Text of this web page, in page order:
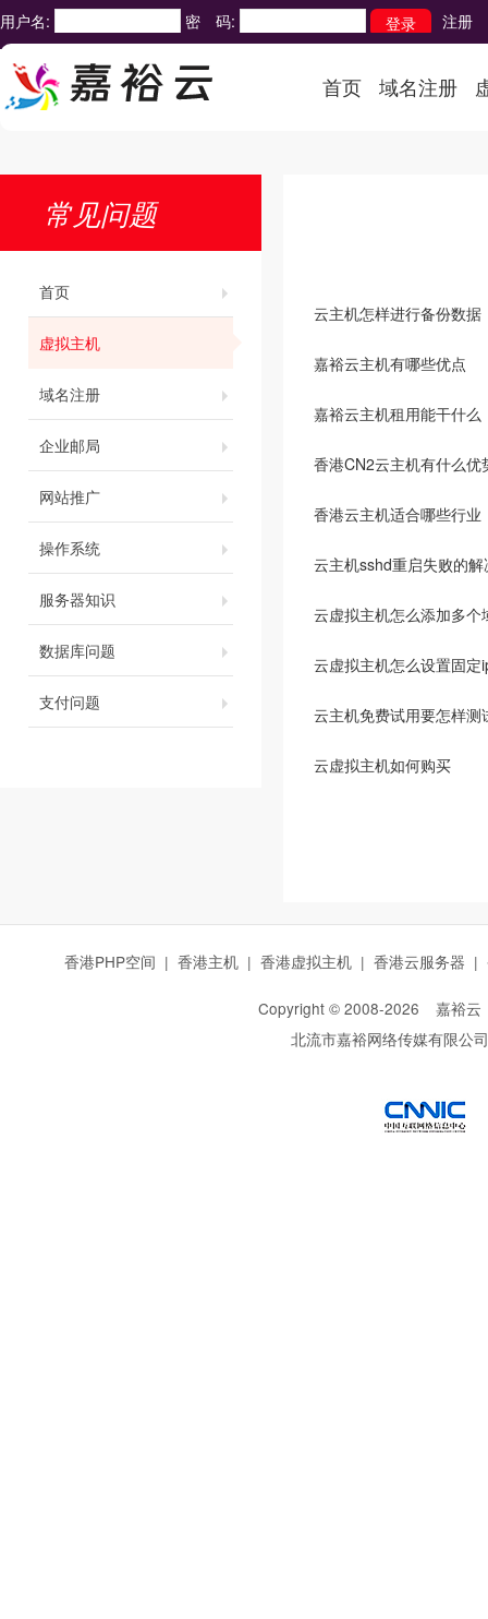
用户名: 密 码: 注册
首页 域名注册
常见问题
首页
虚拟主机
域名注册
企业邮局
网站推广
操作系统
服务器知识
数据库问题
支付问题
云主机怎样进行备份数据
嘉裕云主机有哪些优点
嘉裕云主机租用能干什么
香港CN2云主机有什么优
香港云主机适合哪些行业
云主机sshd重启失败的解
云虚拟主机怎么添加多个
云虚拟主机怎么设置固定
云主机免费试用要怎样测
云虚拟主机如何购买
香港PHP空间 | 香港主机 | 香港虚拟主机 | 香港云服务器 |
Copyright © 2008-2026 嘉裕云
北流市嘉裕网络传媒有限公司